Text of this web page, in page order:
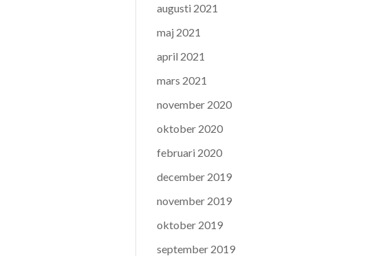
augusti 2021
maj 2021
april 2021
mars 2021
november 2020
oktober 2020
februari 2020
december 2019
november 2019
oktober 2019
september 2019